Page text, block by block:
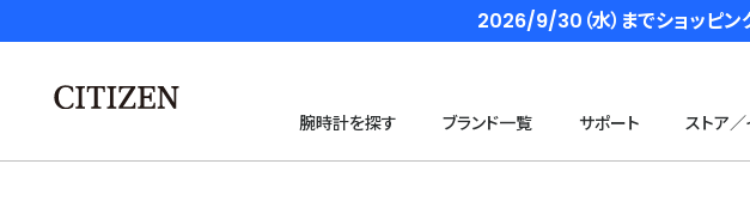
2026/9/30（水）までショッピン
腕時計を探す ブランド一覧 サポート ストア／